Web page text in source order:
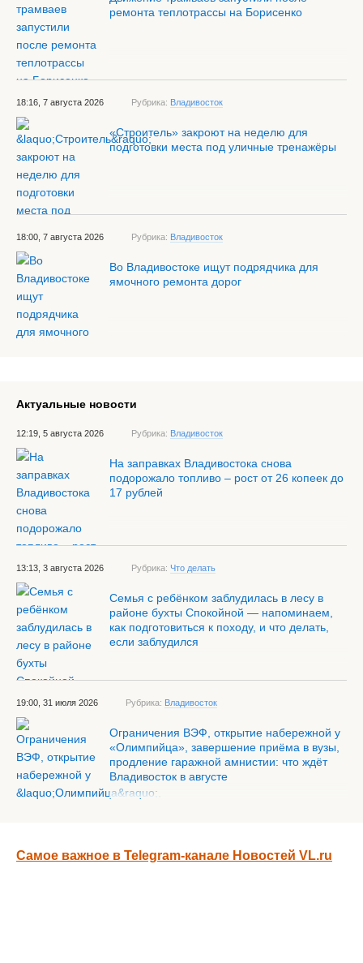
ремонта теплотрассы на Борисенко
18:16, 7 августа 2026 Рубрика: Владивосток
«Строитель» закроют на неделю для
подготовки места под уличные тренажёры
18:00, 7 августа 2026 Рубрика: Владивосток
Во Владивостоке ищут подрядчика для
ямочного ремонта дорог
Актуальные новости
12:19, 5 августа 2026 Рубрика: Владивосток
На заправках Владивостока снова
подорожало топливо – рост от 26 копеек до
17 рублей
13:13, 3 августа 2026 Рубрика: Что делать
Семья с ребёнком заблудилась в лесу в
районе бухты Спокойной — напоминаем,
как подготовиться к походу, и что делать,
если заблудился
19:00, 31 июля 2026 Рубрика: Владивосток
Ограничения ВЭФ, открытие набережной у
«Олимпийца», завершение приёма в вузы,
продление гаражной амнистии: что ждёт
Владивосток в августе
Самое важное в Telegram-канале Новостей VL.ru